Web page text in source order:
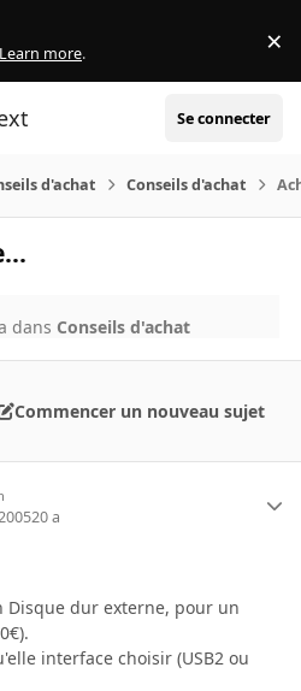
Learn more. ×
Se connecter
d'achat Conseils d'achat
dans Conseils d'achat
Commencer un nouveau sujet
20 a
Disque dur externe, pour un
interface choisir (USB2 ou